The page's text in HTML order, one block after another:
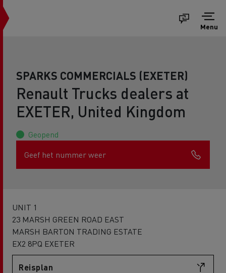
Menu
SPARKS COMMERCIALS (EXETER)
Renault Trucks dealers at
EXETER, United Kingdom
Geopend
Geef het nummer weer
UNIT 1
23 MARSH GREEN ROAD EAST
MARSH BARTON TRADING ESTATE
EX2 8PQ EXETER
Reisplan